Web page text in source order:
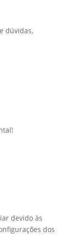
dúvidas,
devido às
dos